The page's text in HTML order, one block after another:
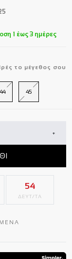
1 έως 3 ημέρες
το μέγεθος σου
44 45
+
53
ΔΕΥΤ/ΤΑ